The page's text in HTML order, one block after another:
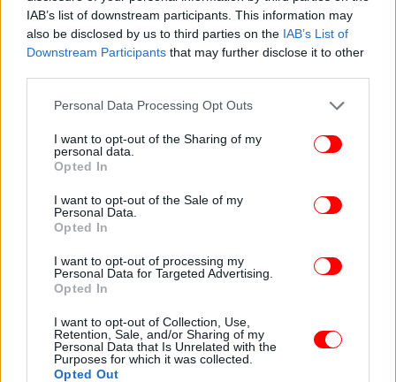
IAB’s list of downstream participants. This information may
also be disclosed by us to third parties on the IAB’s List of
Downstream Participants that may further disclose it to other
Please note that this website/app uses one or more Google
not limited to your visit or usage behaviour. You may click to
grant or deny consent to Google and its third-party tags to
use your data for below specified purposes in below Google
consent section.
Personal Data Processing Opt Outs
I want to opt-out of the Sharing of my
personal data.
Opted In
I want to opt-out of the Sale of my
Personal Data.
Opted In
I want to opt-out of processing my
Personal Data for Targeted Advertising.
Opted In
I want to opt-out of Collection, Use,
Retention, Sale, and/or Sharing of my
Personal Data that Is Unrelated with the
Purposes for which it was collected.
Opted Out